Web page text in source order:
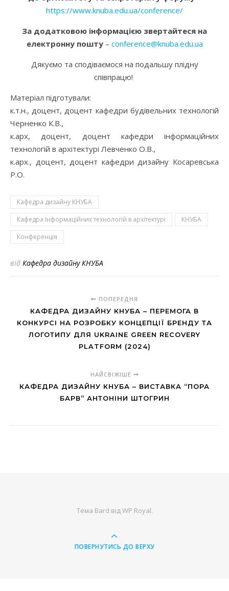
https://www.knuba.edu.ua/conference/
За додатковою інформацією звертайтеся на
електронну пошту– conference@knuba.edu.ua
Дякуємо та сподіваємося на подальшу плідну
співпрацю!
Матеріал підготували:
к.т.н., доцент, доцент кафедри будівельних технологій
Черненко К.В.,
к.арх, доцент, доцент кафедри інформаційних
технологій в архітектурі Левченко О.В.,
к.арх., доцент, доцент кафедри дизайну Косаревська
Р.О.
Кафедра дизайну КНУБА
Кафедра Інформаційних технологій в архітектурі
КНУБА
Конференція
від Кафедра дизайну КНУБА
ПОПЕРЕДНЯ
КАФЕДРА ДИЗАЙНУ КНУБА – ПЕРЕМОГА В
КОНКУРСІ НА РОЗРОБКУ КОНЦЕПЦІЇ БРЕНДУ ТА
ЛОГОТИПУ ДЛЯ UKRAINE GREEN RECOVERY
PLATFORM (2024)
НАЙСВІЖІШЕ
КАФЕДРА ДИЗАЙНУ КНУБА – ВИСТАВКА “ПОРА
БАРВ” АНТОНІНИ ШТОГРИН
Тема Bard відWP Royal.
ПОВЕРНУТИСЬ ДО ВЕРХУ